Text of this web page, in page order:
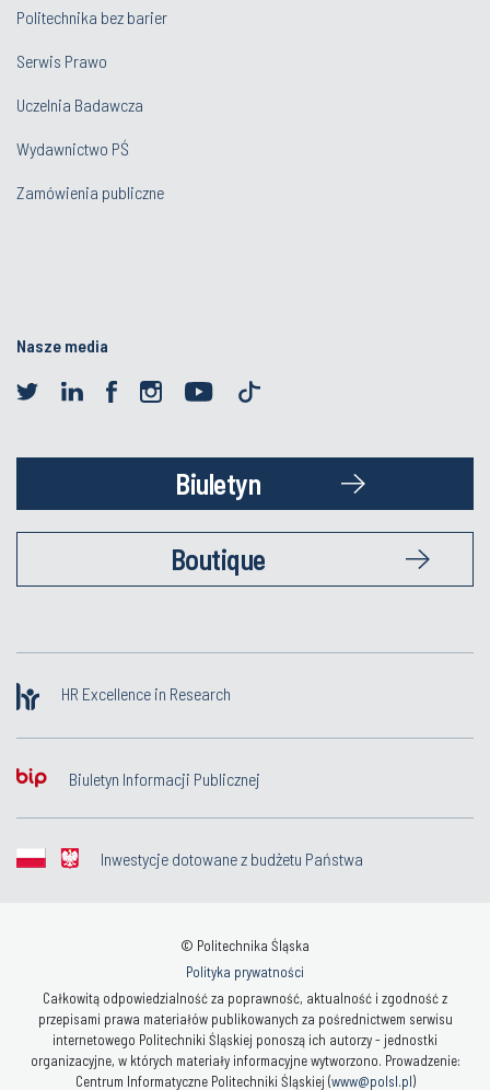
Politechnika bez barier
Serwis Prawo
Uczelnia Badawcza
Wydawnictwo PŚ
Zamówienia publiczne
Nasze media
Biuletyn
Boutique
HR Excellence in Research
Biuletyn Informacji Publicznej
Inwestycje dotowane z budżetu Państwa
© Politechnika Śląska
Polityka prywatności
Całkowitą odpowiedzialność za poprawność, aktualność i zgodność z
przepisami prawa materiałów publikowanych za pośrednictwem serwisu
internetowego Politechniki Śląskiej ponoszą ich autorzy - jednostki
organizacyjne, w których materiały informacyjne wytworzono. Prowadzenie:
Centrum Informatyczne Politechniki Śląskiej (www@polsl.pl)